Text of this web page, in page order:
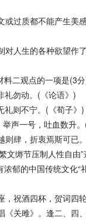
过质都不能产生美
人生的各种欲望作
二观点的一项是(3
勿动。(《论语》)
则不宁。(《荀子》)
一号，吐血数升。
肆，折衷焉斯可已
缛节压制人性自由”
的中国传统文化“
祝酒四杯，贺词四
关雎》。逢二、四